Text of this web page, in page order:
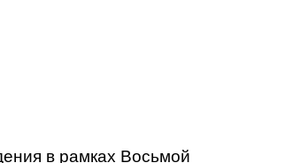
в рамках Восьмой